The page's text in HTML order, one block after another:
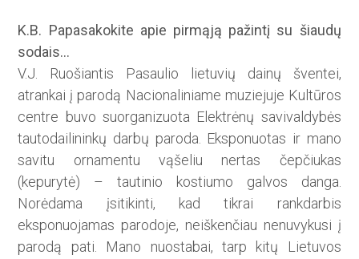
K.B. Papasakokite apie pir­mąją pažintį su šiaudų
sodais…
V.J. Ruošiantis Pasaulio lietuvių dainų šventei,
atrankai į parodą Nacionaliniame muziejuje Kultūros
cent­re buvo suorganizuota Elektrėnų savivaldybės
tautodailininkų darbų paroda. Eksponuotas ir mano
savitu ornamentu vąšeliu nertas čepčiukas
(kepurytė) – tautinio kostiumo galvos danga.
Norėdama įsitikinti, kad tikrai rankdarbis
eksponuojamas parodoje, neiškenčiau nenuvykusi į
parodą pati. Mano nuostabai, tarp kitų Lietuvos